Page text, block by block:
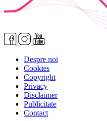
Despre noi
Cookies
Copyright
Privacy
Disclaimer
Publicitate
Contact